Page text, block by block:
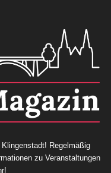
Regelmäßig
zu Veranstaltungen